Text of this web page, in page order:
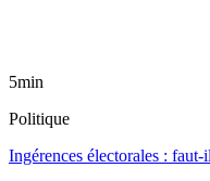
5min
Politique
Ingérences électorales :